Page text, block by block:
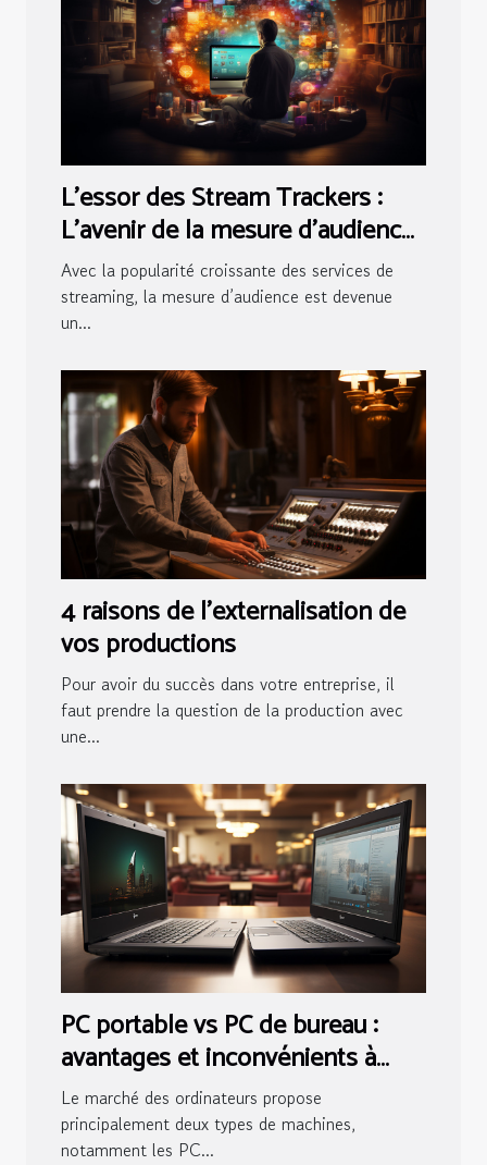
L'essor des Stream Trackers :
L'avenir de la mesure d'audience
en streaming
Avec la popularité croissante des services de
streaming, la mesure d’audience est devenue
un...
4 raisons de l'externalisation de
vos productions
Pour avoir du succès dans votre entreprise, il
faut prendre la question de la production avec
une...
PC portable vs PC de bureau :
avantages et inconvénients à
considérer
Le marché des ordinateurs propose
principalement deux types de machines,
notamment les PC...